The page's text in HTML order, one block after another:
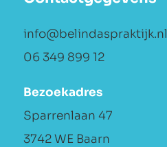
info@belindaspraktijk.nl
06 349 899 12
Bezoekadres
Sparrenlaan 47
3742 WE Baarn